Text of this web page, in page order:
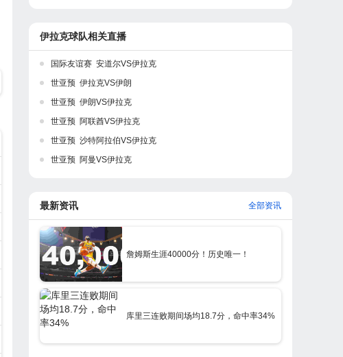
伊拉克球队相关直播
国际友谊赛 安道尔VS伊拉克
世亚预 伊拉克VS伊朗
世亚预 伊朗VS伊拉克
世亚预 阿联酋VS伊拉克
世亚预 沙特阿拉伯VS伊拉克
世亚预 阿曼VS伊拉克
最新资讯 全部资讯
詹姆斯生涯40000分！历史唯一！
库里三连败期间场均18.7分，命中率34%